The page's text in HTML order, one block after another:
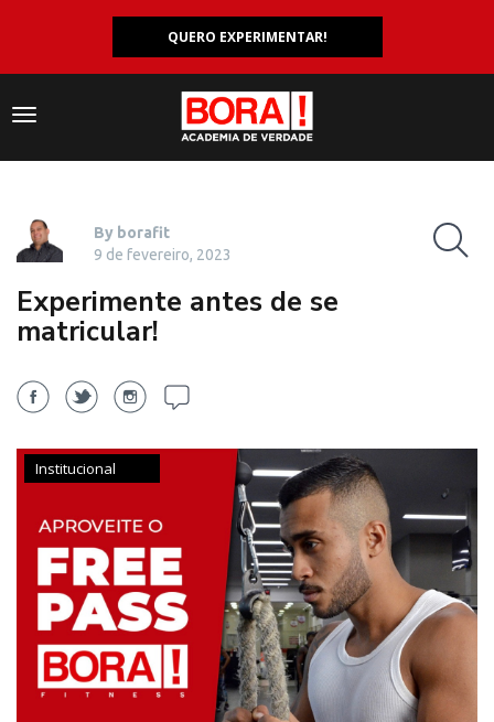
QUERO EXPERIMENTAR!
Navegação
By borafit
9 de fevereiro, 2023
Experimente antes de se
matricular!
Institucional